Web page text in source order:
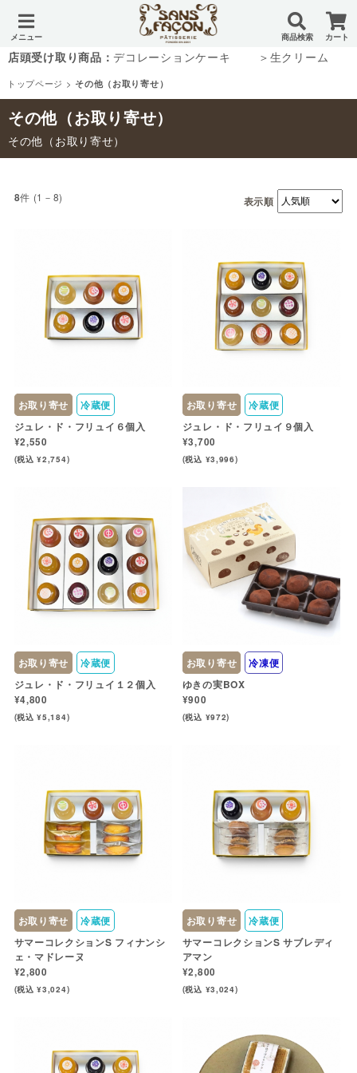
メニュー 商品検索 カート
店頭受け取り商品：デコレーションケーキ ＞生クリーム
トップページ > その他（お取り寄せ）
その他（お取り寄せ）
その他（お取り寄せ）
8件 (1－8) 表示順
お取り寄せ
冷蔵便
ジュレ・ド・フリュイ６個入
¥2,550
(税込 ¥2,754)
お取り寄せ
冷蔵便
ジュレ・ド・フリュイ９個入
¥3,700
(税込 ¥3,996)
お取り寄せ
冷蔵便
ジュレ・ド・フリュイ１２個入
¥4,800
(税込 ¥5,184)
お取り寄せ
冷凍便
ゆきの実BOX
¥900
(税込 ¥972)
お取り寄せ
冷蔵便
サマーコレクションS フィナンシ
ェ・マドレーヌ
¥2,800
(税込 ¥3,024)
お取り寄せ
冷蔵便
サマーコレクションS サブレディ
アマン
¥2,800
(税込 ¥3,024)